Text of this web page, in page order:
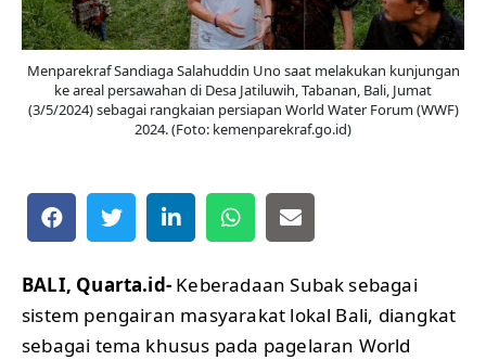
Menparekraf Sandiaga Salahuddin Uno saat melakukan kunjungan
ke areal persawahan di Desa Jatiluwih, Tabanan, Bali, Jumat
(3/5/2024) sebagai rangkaian persiapan World Water Forum (WWF)
2024. (Foto: kemenparekraf.go.id)
BALI, Quarta.id- Keberadaan Subak sebagai
sistem pengairan masyarakat lokal Bali, diangkat
sebagai tema khusus pada pagelaran World